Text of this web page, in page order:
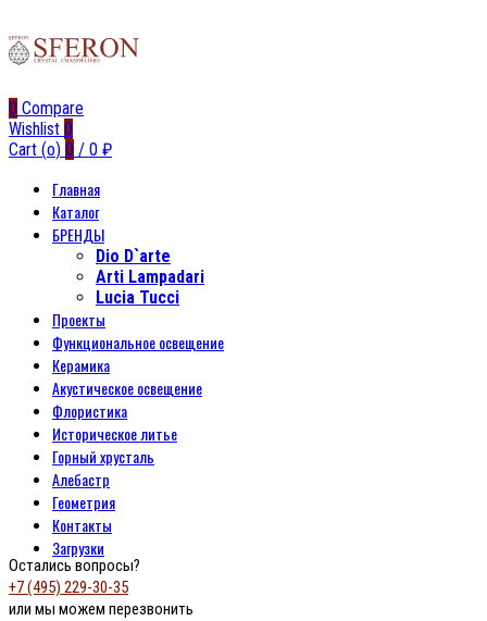
0 Compare
Wishlist 0
Cart (o) 0 / 0 ₽
Главная
Каталог
БРЕНДЫ
Dio D`arte
Arti Lampadari
Lucia Tucci
Проекты
Функциональное освещение
Керамика
Акустическое освещение
Флористика
Историческое литье
Горный хрусталь
Алебастр
Геометрия
Контакты
Загрузки
Остались вопросы?
+7 (495) 229-30-35
или мы можем перезвонить